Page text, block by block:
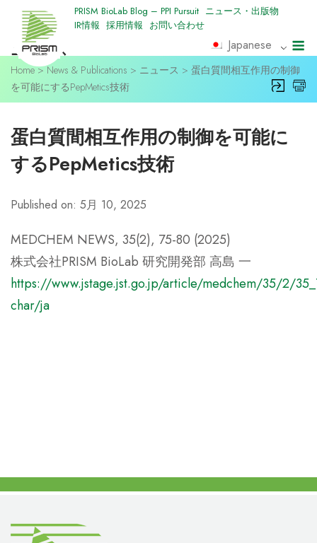
Skip
content
PRISM BioLab Blog – PPI Pursuit ニュース・出版物
IR情報 採用情報 お問い合わせ
Japanese
ニュース
Home>News & Publications > ニュース > 蛋白質間相互作用の制御
を可能にするPepMetics技術
蛋白質間相互作用の制御を可能に
するPepMetics技術
Published on: 5月 10, 2025
MEDCHEM NEWS, 35(2), 75-80 (2025)
株式会社PRISM BioLab 研究開発部 高島 一
https://www.jstage.jst.go.jp/article/medchem/35/2/
char/ja